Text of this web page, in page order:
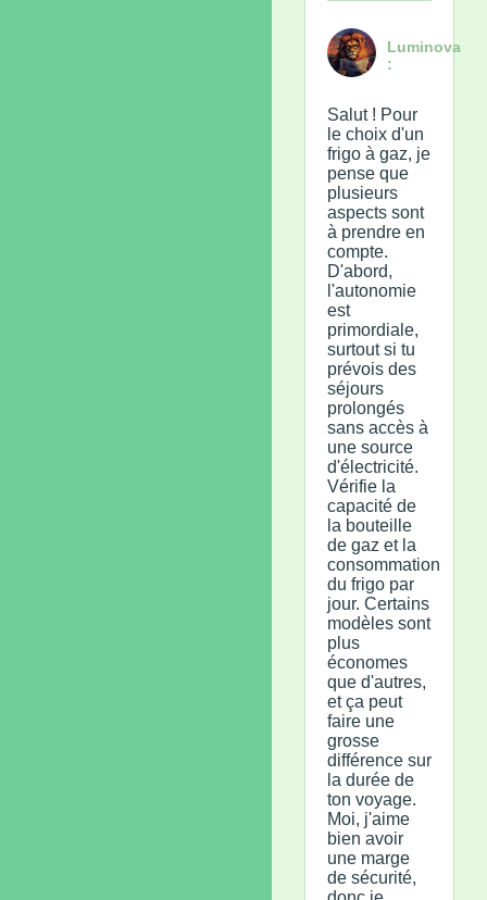
Luminova
:
Salut ! Pour
le choix d'un
frigo à gaz, je
pense que
plusieurs
aspects sont
à prendre en
compte.
D'abord,
l'autonomie
est
primordiale,
surtout si tu
prévois des
séjours
prolongés
sans accès à
une source
d'électricité.
Vérifie la
capacité de
la bouteille
de gaz et la
consommation
du frigo par
jour. Certains
modèles sont
plus
économes
que d'autres,
et ça peut
faire une
grosse
différence sur
la durée de
ton voyage.
Moi, j'aime
bien avoir
une marge
de sécurité,